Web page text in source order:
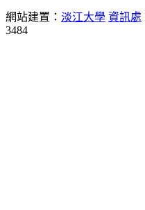
網站建置： 淡江大學 資訊處
3484